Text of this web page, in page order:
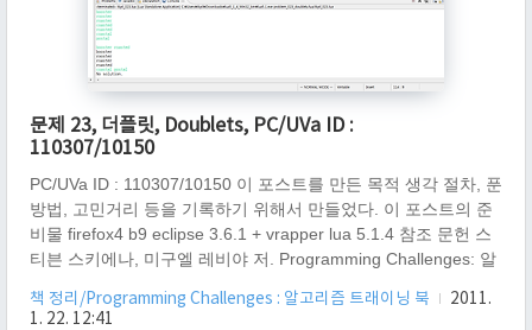
문제 23, 더플릿, Doublets, PC/UVa ID :
110307/10150
PC/UVa ID : 110307/10150 이 포스트를 만든 목적 생각 절차, 푼
방법, 고민거리 등을 기록하기 위해서 만들었다. 이 포스트의 준
비물 firefox4 b9 eclipse 3.6.1 + vrapper lua 5.1.4 참조 문헌 스
티븐 스키에나, 미구엘 레비야 저. Programming Challenges: 알
2004.12.05. (문제 23, Doublets, page 105) 참고 링크
책 정리/Programming Challenges : 알고리즘 트래이닝 북
2011.
1. 22. 12:41